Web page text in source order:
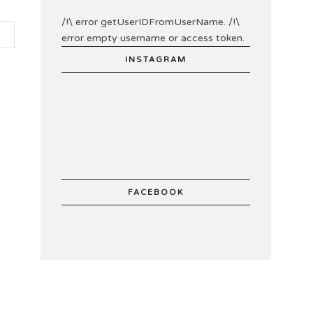
/!\ error getUserIDFromUserName. /!\
error empty username or access token.
INSTAGRAM
FACEBOOK